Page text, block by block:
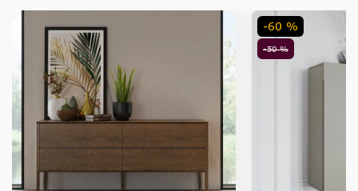
-50 %
-60 %